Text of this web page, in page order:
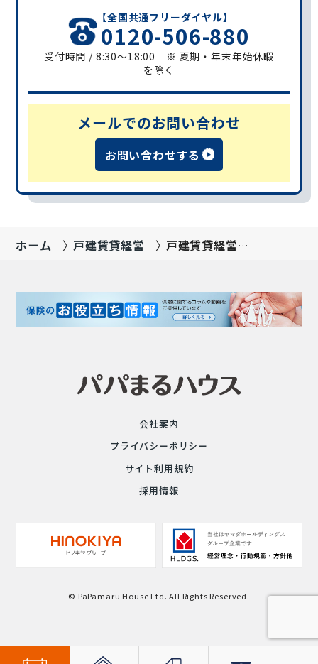
【全国共通フリーダイヤル】
0120-506-880
受付時間 / 8:30～18:00 ※ 夏期・年末年始休暇
を除く
メールでのお問い合わせ
お問い合わせする
ホーム 戸建賃貸経営
戸建賃貸経営資
会社案内
プライバシーポリシー
サイト利用規約
採用情報
© PaPamaru House Ltd. All Rights Reserved.